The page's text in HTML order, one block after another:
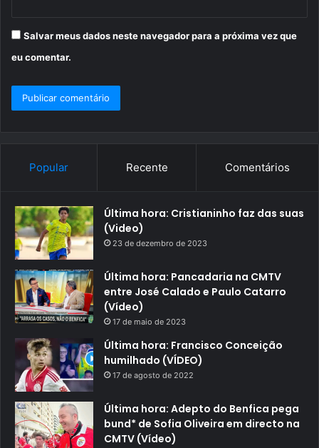
Salvar meus dados neste navegador para a próxima vez que
eu comentar.
Popular Recente Comentários
Última hora: Cristianinho faz das suas
(Video)
23 de dezembro de 2023
Última hora: Pancadaria na CMTV
entre José Calado e Paulo Catarro
(Vídeo)
17 de maio de 2023
Última hora: Francisco Conceição
humilhado (VÍDEO)
17 de agosto de 2022
Última hora: Adepto do Benfica pega
bund* de Sofia Oliveira em directo na
CMTV (Vídeo)